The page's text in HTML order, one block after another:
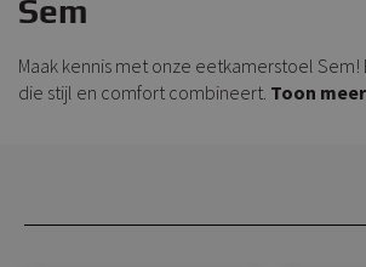
Sem
Maak kennis met onze eetkamerstoel
die stijl en comfort combineert. Toon meer